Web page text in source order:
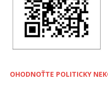
OHODNOŤTE POLITICKY